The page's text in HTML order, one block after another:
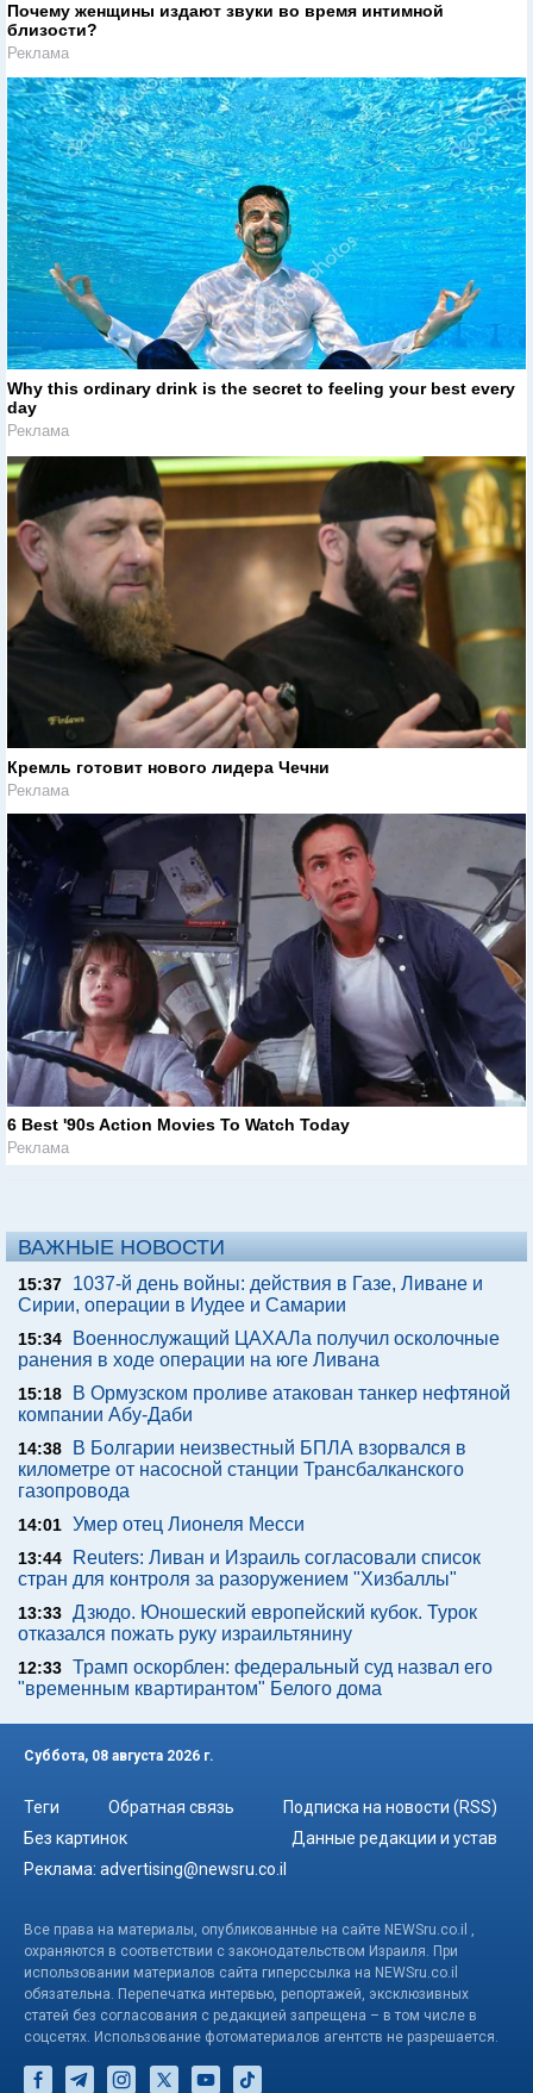
Почему женщины издают звуки во время интимной
близости?
Реклама
Why this ordinary drink is the secret to feeling your best every
day
Реклама
Кремль готовит нового лидера Чечни
Реклама
6 Best '90s Action Movies To Watch Today
Реклама
ВАЖНЫЕ НОВОСТИ
15:37
1037-й день войны: действия в Газе, Ливане и
Сирии, операции в Иудее и Самарии
15:34
Военнослужащий ЦАХАЛа получил осколочные
ранения в ходе операции на юге Ливана
15:18
В Ормузском проливе атакован танкер нефтяной
компании Абу-Даби
14:38
В Болгарии неизвестный БПЛА взорвался в
километре от насосной станции Трансбалканского
газопровода
14:01 Умер отец Лионеля Месси
13:44
Reuters: Ливан и Израиль согласовали список
стран для контроля за разоружением "Хизбаллы"
13:33 Дзюдо. Юношеский европейский кубок. Турок
отказался пожать руку израильтянину
12:33 Трамп оскорблен: федеральный суд назвал его
"временным квартирантом" Белого дома
Суббота, 08 августа 2026 г.
Теги Обратная связь
Подписка на новости (RSS)
Без картинок
Данные редакции и устав
Реклама: advertising@newsru.co.il
Все права на материалы, опубликованные на сайте NEWSru.co.il ,
охраняются в соответствии с законодательством Израиля. При
использовании материалов сайта гиперссылка на NEWSru.co.il
обязательна. Перепечатка интервью, репортажей, эксклюзивных
статей без согласования с редакцией запрещена – в том числе в
соцсетях. Использование фотоматериалов агентств не разрешается.